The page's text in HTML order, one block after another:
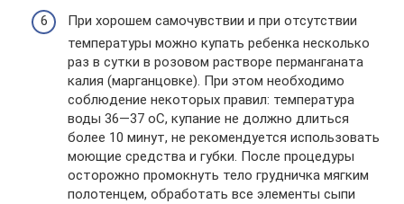
При хорошем самочувствии и при отсутствии
температуры можно купать ребенка несколько
раз в сутки в розовом растворе перманганата
калия (марганцовке). При этом необходимо
соблюдение некоторых правил: температура
воды 36—37 оC, купание не должно длиться
более 10 минут, не рекомендуется использовать
моющие средства и губки. После процедуры
осторожно промокнуть тело грудничка мягким
полотенцем, обработать все элементы сыпи